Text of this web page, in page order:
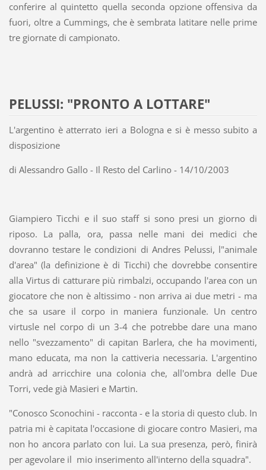
conferire al quintetto quella seconda opzione offensiva da
fuori, oltre a Cummings, che è sembrata latitare nelle prime
tre giornate di campionato.
PELUSSI: "PRONTO A LOTTARE"
L'argentino è atterrato ieri a Bologna e si è messo subito a
disposizione
di Alessandro Gallo - Il Resto del Carlino - 14/10/2003
Giampiero Ticchi e il suo staff si sono presi un giorno di
riposo. La palla, ora, passa nelle mani dei medici che
dovranno testare le condizioni di Andres Pelussi, l"animale
d'area" (la definizione è di Ticchi) che dovrebbe consentire
alla Virtus di catturare più rimbalzi, occupando l'area con un
giocatore che non è altissimo - non arriva ai due metri - ma
che sa usare il corpo in maniera funzionale. Un centro
virtusle nel corpo di un 3-4 che potrebbe dare una mano
nello "svezzamento" di capitan Barlera, che ha movimenti,
mano educata, ma non la cattiveria necessaria. L'argentino
andrà ad arricchire una colonia che, all'ombra delle Due
Torri, vede già Masieri e Martin.
"Conosco Sconochini - racconta - e la storia di questo club. In
patria mi è capitata l'occasione di giocare contro Masieri, ma
non ho ancora parlato con lui. La sua presenza, però, finirà
per agevolare il mio inserimento all'interno della squadra".